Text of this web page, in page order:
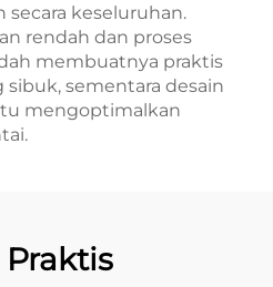
keseluruhan.
rendah dan proses
membuatnya praktis
sementara desain
mengoptimalkan
Praktis